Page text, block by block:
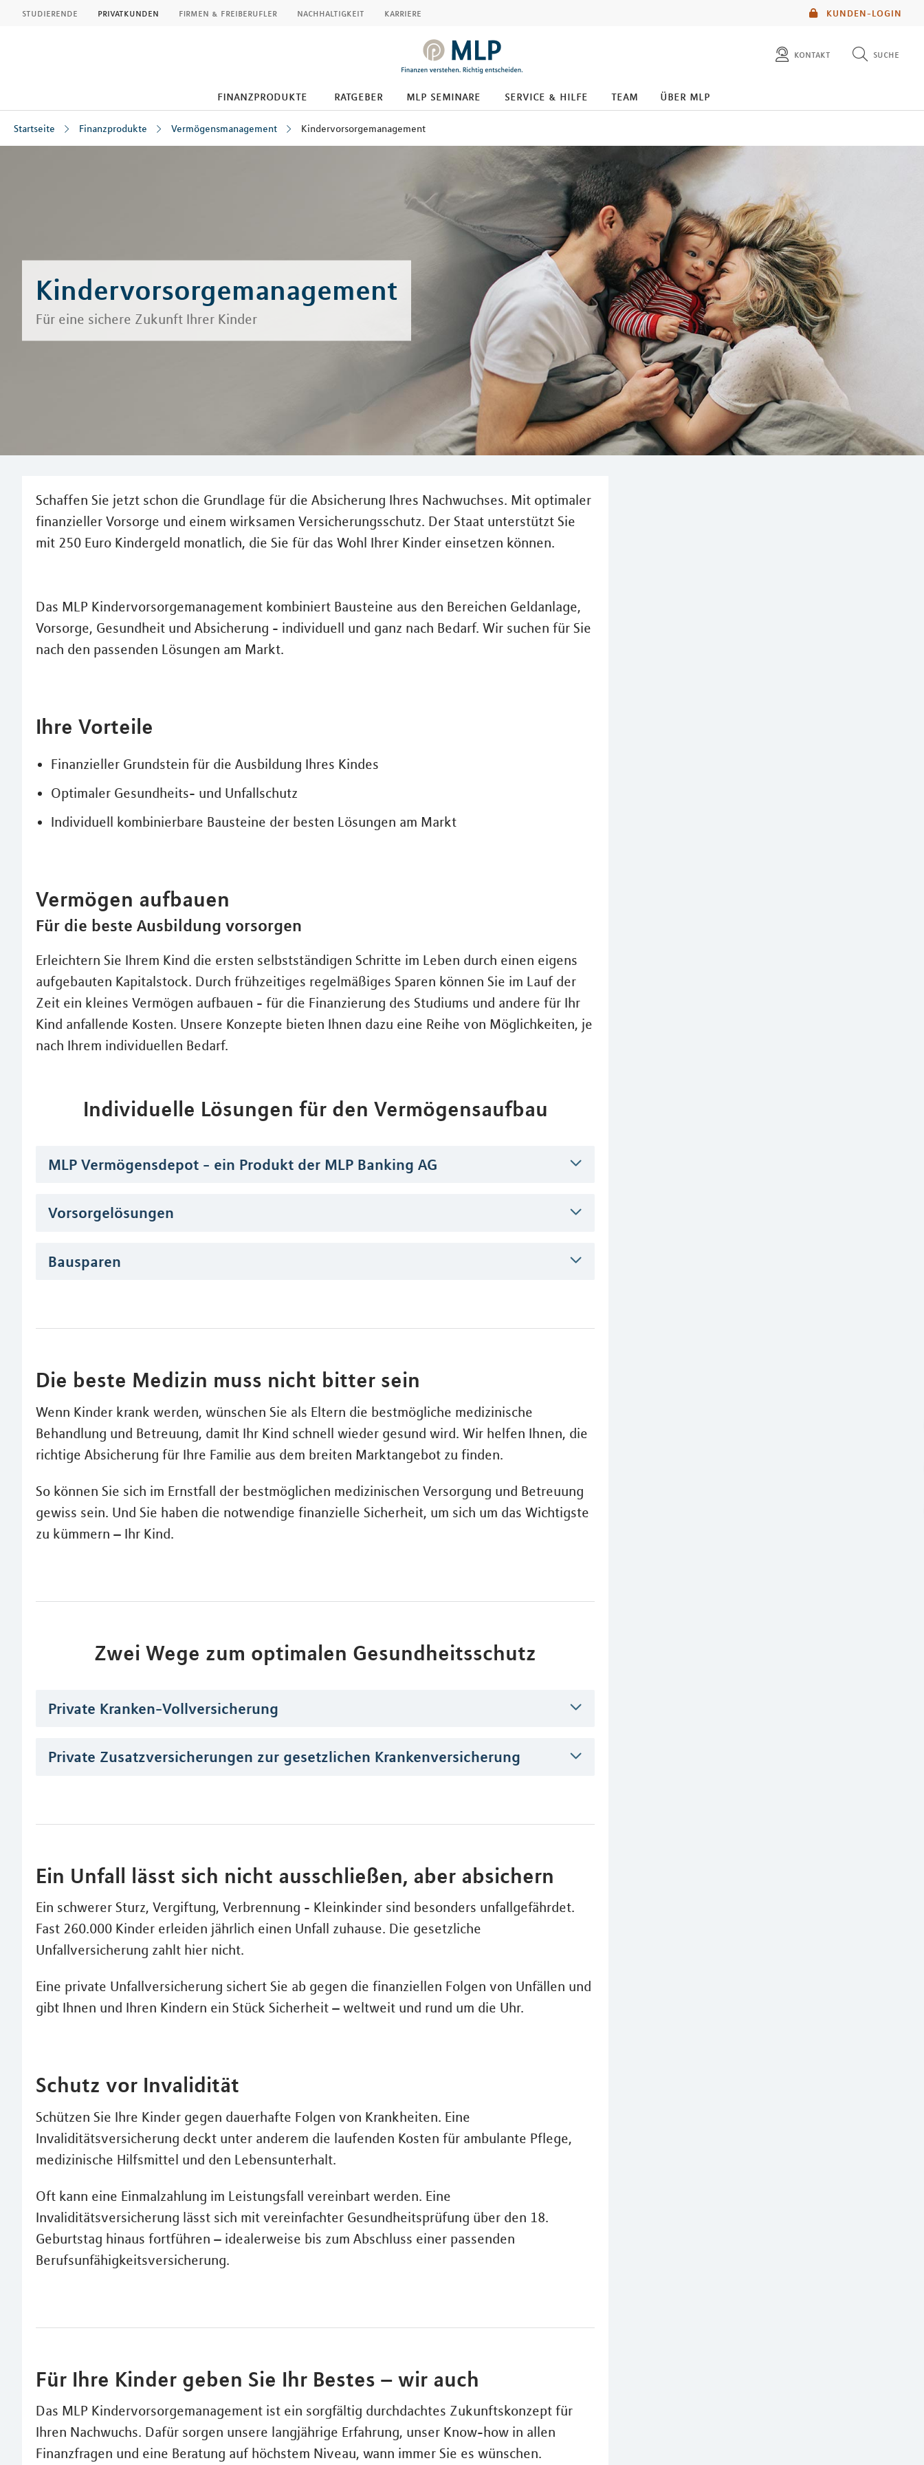
KUNDEN-LOGIN
studierende privatkunden firmen & freiberufler nachhaltigkeit karriere
kontakt suche
finanzprodukte ratgeber mlp seminare service & hilfe team über mlp
Startseite Finanzprodukte Vermögensmanagement Kindervorsorgemanagement
Kindervorsorgemanagement
Für eine sichere Zukunft Ihrer Kinder
Schaffen Sie jetzt schon die Grundlage für die Absicherung Ihres Nachwuchses. Mit optimaler
finanzieller Vorsorge und einem wirksamen Versicherungsschutz. Der Staat unterstützt Sie
mit 250 Euro Kindergeld monatlich, die Sie für das Wohl Ihrer Kinder einsetzen können.
Das MLP Kindervorsorgemanagement kombiniert Bausteine aus den Bereichen Geldanlage,
Vorsorge, Gesundheit und Absicherung - individuell und ganz nach Bedarf. Wir suchen für Sie
nach den passenden Lösungen am Markt.
Ihre Vorteile
Finanzieller Grundstein für die Ausbildung Ihres Kindes
Optimaler Gesundheits- und Unfallschutz
Individuell kombinierbare Bausteine der besten Lösungen am Markt
Vermögen aufbauen
Für die beste Ausbildung vorsorgen
Erleichtern Sie Ihrem Kind die ersten selbstständigen Schritte im Leben durch einen eigens
aufgebauten Kapitalstock. Durch frühzeitiges regelmäßiges Sparen können Sie im Lauf der
Zeit ein kleines Vermögen aufbauen - für die Finanzierung des Studiums und andere für Ihr
Kind anfallende Kosten. Unsere Konzepte bieten Ihnen dazu eine Reihe von Möglichkeiten, je
nach Ihrem individuellen Bedarf.
Individuelle Lösungen für den Vermögensaufbau
MLP Vermögensdepot - ein Produkt der MLP Banking AG
Vorsorgelösungen
Bausparen
Die beste Medizin muss nicht bitter sein
Wenn Kinder krank werden, wünschen Sie als Eltern die bestmögliche medizinische
Behandlung und Betreuung, damit Ihr Kind schnell wieder gesund wird. Wir helfen Ihnen, die
richtige Absicherung für Ihre Familie aus dem breiten Marktangebot zu finden.
So können Sie sich im Ernstfall der bestmöglichen medizinischen Versorgung und Betreuung
gewiss sein. Und Sie haben die notwendige finanzielle Sicherheit, um sich um das Wichtigste
zu kümmern – Ihr Kind.
Zwei Wege zum optimalen Gesundheitsschutz
Private Kranken-Vollversicherung
Private Zusatzversicherungen zur gesetzlichen Krankenversicherung
Ein Unfall lässt sich nicht ausschließen, aber absichern
Ein schwerer Sturz, Vergiftung, Verbrennung - Kleinkinder sind besonders unfallgefährdet.
Fast 260.000 Kinder erleiden jährlich einen Unfall zuhause. Die gesetzliche
Unfallversicherung zahlt hier nicht.
Eine private Unfallversicherung sichert Sie ab gegen die finanziellen Folgen von Unfällen und
gibt Ihnen und Ihren Kindern ein Stück Sicherheit – weltweit und rund um die Uhr.
Schutz vor Invalidität
Schützen Sie Ihre Kinder gegen dauerhafte Folgen von Krankheiten. Eine
Invaliditätsversicherung deckt unter anderem die laufenden Kosten für ambulante Pflege,
medizinische Hilfsmittel und den Lebensunterhalt.
Oft kann eine Einmalzahlung im Leistungsfall vereinbart werden. Eine
Invaliditätsversicherung lässt sich mit vereinfachter Gesundheitsprüfung über den 18.
Geburtstag hinaus fortführen – idealerweise bis zum Abschluss einer passenden
Berufsunfähigkeitsversicherung.
Für Ihre Kinder geben Sie Ihr Bestes – wir auch
Das MLP Kindervorsorgemanagement ist ein sorgfältig durchdachtes Zukunftskonzept für
Ihren Nachwuchs. Dafür sorgen unsere langjährige Erfahrung, unser Know-how in allen
Finanzfragen und eine Beratung auf höchstem Niveau, wann immer Sie es wünschen.